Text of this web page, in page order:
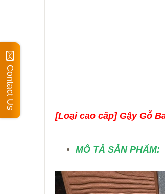
[Loại cao cấp] Gậy Gỗ
MÔ TẢ SẢN PHẨM:
Contact Us